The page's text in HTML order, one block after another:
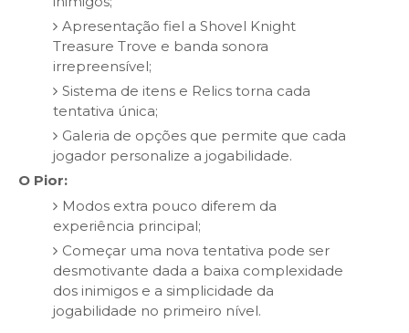
Apresentação fiel a Shovel Knight
Treasure Trove e banda sonora
irrepreensível;
Sistema de itens e Relics torna cada
tentativa única;
Galeria de opções que permite que cada
jogador personalize a jogabilidade.
O Pior:
Modos extra pouco diferem da
experiência principal;
Começar uma nova tentativa pode ser
desmotivante dada a baixa complexidade
dos inimigos e a simplicidade da
jogabilidade no primeiro nível.